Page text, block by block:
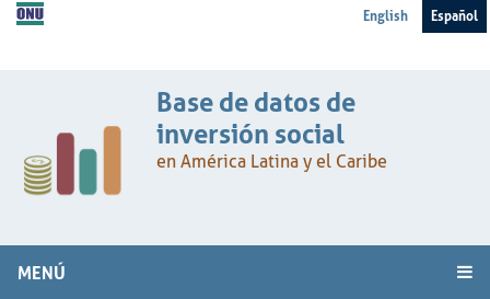
English Español
Base de datos de
inversión social
en América Latina y el Caribe
MENÚ